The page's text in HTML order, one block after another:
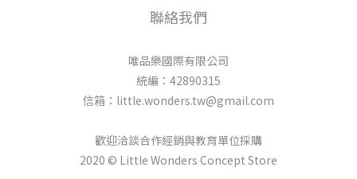
聯絡我們
唯品樂國際有限公司
統編：42890315
信箱：little.wonders.tw@gmail.com
歡迎洽談合作經銷與教育單位採購
2020 © Little Wonders Concept Store